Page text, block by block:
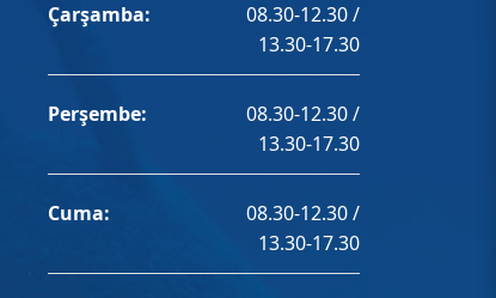
Çarşamba:
08.30-12.30 /
13.30-17.30
Perşembe:
08.30-12.30 /
13.30-17.30
Cuma:
08.30-12.30 /
13.30-17.30